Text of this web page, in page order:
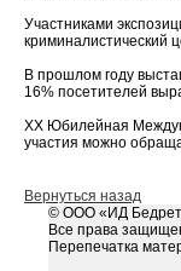
Участниками
криминалистический
В прошлом году
16% посетителей
ХХ Юбилейная
участия можно
Вернуться назад
© ООО «ИД
Все права
Перепечатка